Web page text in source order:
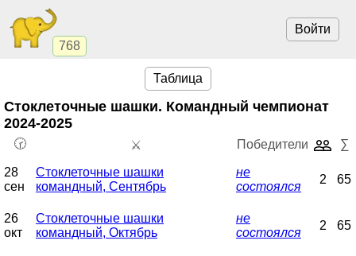
768
Войти
Таблица
Стоклеточные шашки. Командный чемпионат
2024-2025
🕝 ⚔️ Победители ∑
28
сен
Стоклеточные шашки
командный, Сентябрь
не
состоялся
2 65
26
окт
Стоклеточные шашки
командный, Октябрь
не
состоялся
2 65